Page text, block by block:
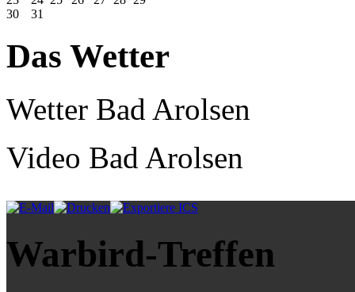
30
31
Das Wetter
Wetter Bad Arolsen
Video Bad Arolsen
Warbird-Treffen